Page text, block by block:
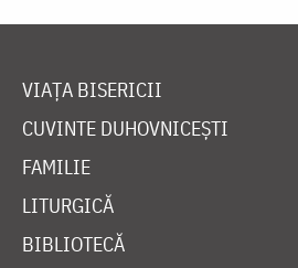
VIAȚA BISERICII
CUVINTE DUHOVNICEȘTI
FAMILIE
LITURGICĂ
BIBLIOTECĂ